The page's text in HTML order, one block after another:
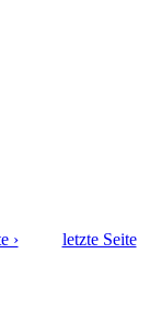
›
letzte Seite